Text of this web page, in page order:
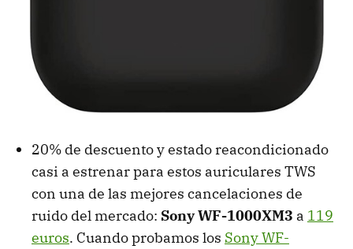
20% de descuento y estado reacondicionado
casi a estrenar para estos auriculares TWS
con una de las mejores cancelaciones de
ruido del mercado: Sony WF-1000XM3 a 119
euros. Cuando probamos los Sony WF-